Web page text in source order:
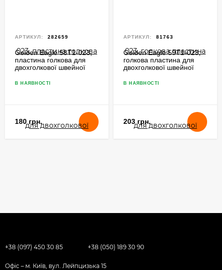
АРТИКУЛ: 282659
Golden Eagle 58T1-023,
пластина голкова для
двохголкової швейної
В НАЯВНОСТІ
180 грн.
АРТИКУЛ: 81763
Golden Eagle 59T1-023,
голкова пластина для
двохголкової швейної
човником
В НАЯВНОСТІ
203 грн.
+38 (097) 450 30 85 +38 (050) 189 30 90
Офіс – м. Київ, вул. Лейпцизька 15